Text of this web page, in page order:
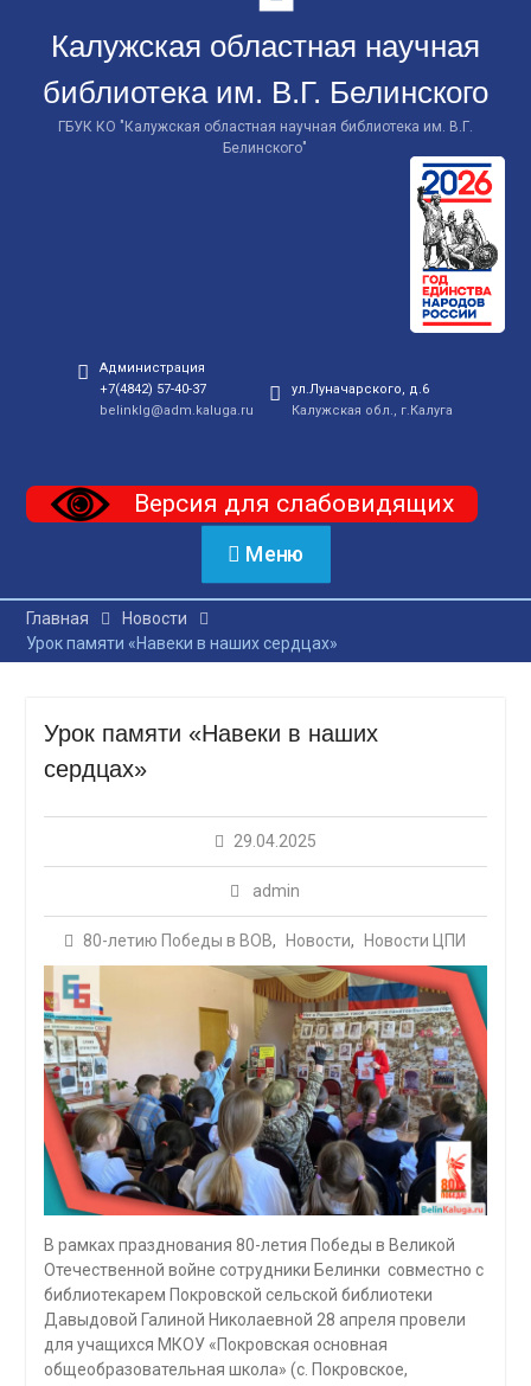
Калужская областная научная
библиотека им. В.Г. Белинского
ГБУК КО "Калужская областная научная библиотека им. В.Г.
Белинского"
Администрация
+7(4842) 57-40-37
belinklg@adm.kaluga.ru
ул.Луначарского, д.6
Калужская обл., г.Калуга
Версия для слабовидящих
Меню
Главная
Новости
Урок памяти «Навеки в наших сердцах»
Урок памяти «Навеки в наших
сердцах»
29.04.2025
admin
80-летию Победы в ВОВ, Новости, Новости ЦПИ
В рамках празднования 80-летия Победы в Великой
Отечественной войне сотрудники Белинки совместно с
библиотекарем Покровской сельской библиотеки
Давыдовой Галиной Николаевной 28 апреля провели
для учащихся МКОУ «Покровская основная
общеобразовательная школа» (с. Покровское,